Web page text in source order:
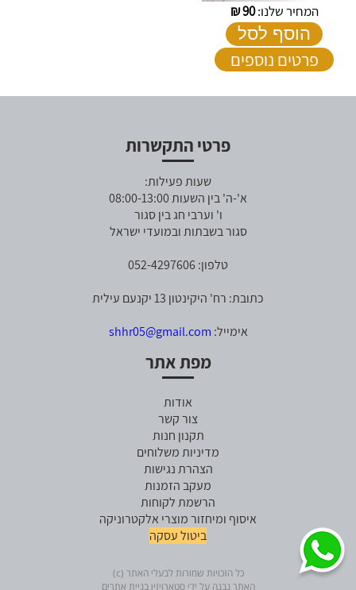
המחיר שלנו:90
₪
הוסף לסל
פרטים נוספים
פרטי התקשרות
שעות פעילות:
א'-ה' בין השעות 08:00-13:00
ו' וערבי חג בין סגור
סגור בשבתות ובמועדי ישראל
טלפון: 052-4297606
כתובת: רח' היקינטון 13 יקנעם עילית
אימייל: shhr05@gmail.com
מפת אתר
אודות
צור קשר
תקנון חנות
מדיניות משלוחים
הצהרת נגישות
מעקב הזמנות
הרשמת לקוחות
איסוף ומיחזור מוצרי אלקטרוניקה
ביטול עסקה
כל הזכויות שמורות לבעלי האתר (c)
האתר נבנה על ידי סטארויזין בניית אתרים